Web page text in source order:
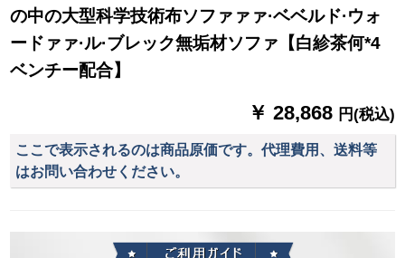
の中の大型科学技術布ソファァァ·ベベルド·ウォ
ードァァ·ル·ブレック無垢材ソファ【白紾茶何*4
ベンチー配合】
￥ 28,868 円(税込)
ここで表示されるのは商品原価です。代理費用、送料等
はお問い合わせください。